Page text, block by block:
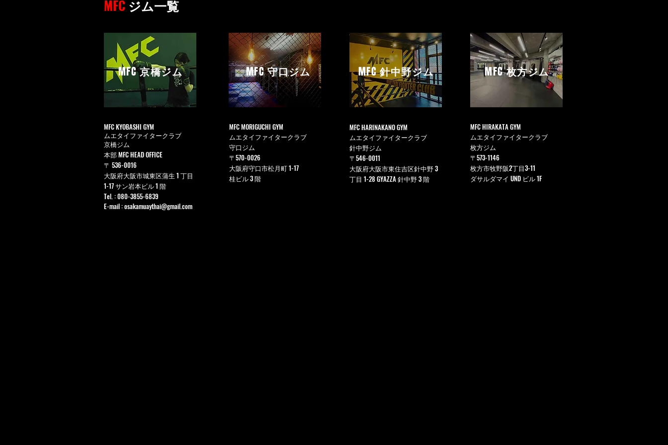
MFC ジム一覧
MFC京橋ジム
MFC KYOBASHI GYM
ムエタイファイタークラブ
京橋ジム
本部 MFC HEAD OFFICE
〒 536-0016
大阪府大阪市城東区蒲生 1 丁目
1-17 サン岩本ビル 1 階
Tel. : 080-3855-6839
E-mail :osakamuaythai@gmail.com
MFC守口ジム
MFC MORIGUCHI GYM
ムエタイファイタークラブ
守口ジム
〒570-0026
大阪府守口市松月町 1-17
桂ビル 3 階
MFC針中野ジム MFC枚方ジム
MFC HIRAKATA GYM
ムエタイファイタークラブ
枚方ジム
〒573-1146
枚方市牧野阪2丁目3-11
ダサルダマイ UND ビル 1F
MFC HARINAKANO GYM
ムエタイファイタークラブ
針中野ジム
〒546-0011
大阪府大阪市東住吉区針中野 3
丁目 1-28 GYAZZA 針中野 3 階